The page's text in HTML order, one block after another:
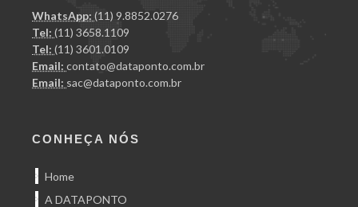
WhatsApp: (11) 9.8852.0276
Tel: (11) 3658.1109
Tel: (11) 3601.0109
Email: contato@dataponto.com.br
Email: sac@dataponto.com.br
CONHEÇA NÓS
Home
A DATAPONTO